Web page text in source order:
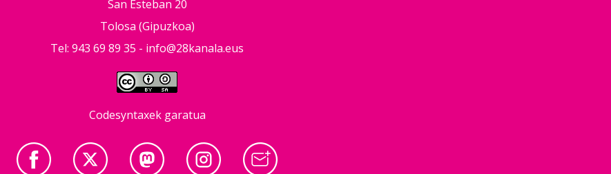
San Esteban 20
Tolosa (Gipuzkoa)
Tel: 943 69 89 35 - info@28kanala.eus
Codesyntaxek garatua